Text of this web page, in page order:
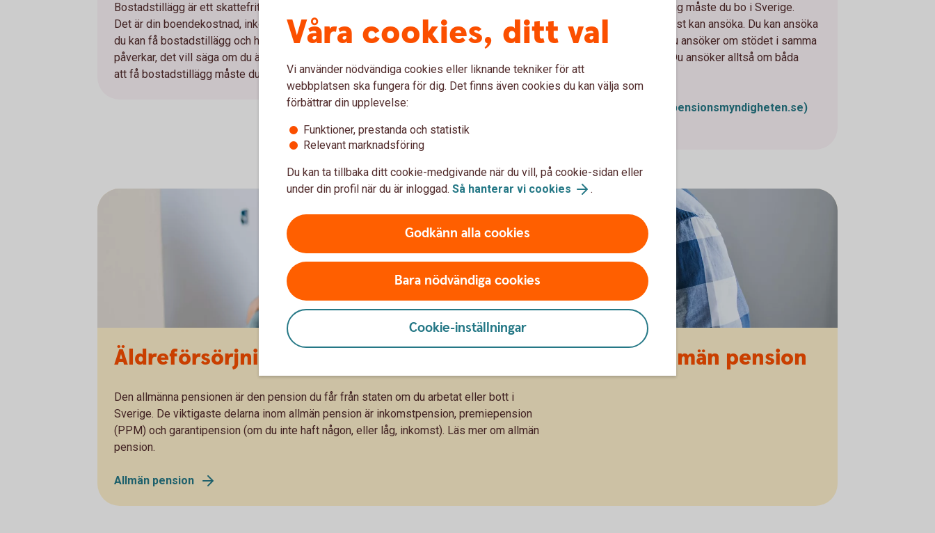
Bostadstillägg är ett skattefritt tillägg för dig som har låg pension.
Det är din boendekostnad, inkomster och tillgångar som avgör om
du kan få bostadstillägg och hur. Även din familjesituation
påverkar, det vill säga om du är ensamstående, sambo eller gift. För
att få bostadstillägg måste du ta ut hela din allmänna pension.
För att kunna ansöka om bostadstillägg måste du bo i Sverige.
Vilket år du är född avgör när du tidigast kan ansöka. Du kan ansöka
för max tre månader tillbaka i tiden. Du ansöker om stödet i samma
ansökan som äldreförsörjningsstöd. Du ansöker alltså om båda
samtidigt.
Bostadstillägg - mer information (pensionsmyndigheten.se)
Äldreförsörjningsstöd och bostadstillägg – en del av allmän pension
Den allmänna pensionen är den pension du får från staten om du arbetat eller bott i
Sverige. De viktigaste delarna inom allmän pension är inkomstpension, premiepension
(PPM) och garantipension (om du inte haft någon, eller låg, inkomst). Läs mer om allmän
pension.
Allmän pension
Våra cookies, ditt val
Vi använder nödvändiga cookies eller liknande tekniker för att
webbplatsen ska fungera för dig. Det finns även cookies du kan välja som
förbättrar din upplevelse:
Funktioner, prestanda och statistik
Relevant marknadsföring
Du kan ta tillbaka ditt cookie-medgivande när du vill, på cookie-sidan eller
under din profil när du är inloggad. Så hanterar vi cookies .
Godkänn alla cookies
Bara nödvändiga cookies
Cookie-inställningar